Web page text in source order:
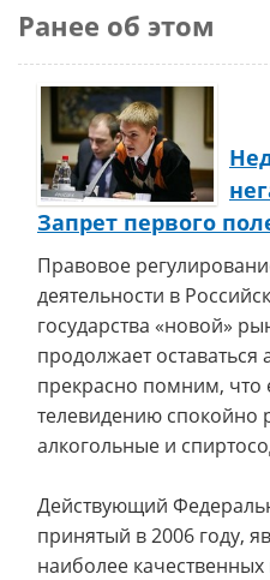
Ранее об этом
Запрет первого
Правовое
деятельности в
государства «новой»
продолжает
прекрасно помним, что
телевидению спокойно
алкогольные и
Действующий
принятый в 2006 году,
наиболее